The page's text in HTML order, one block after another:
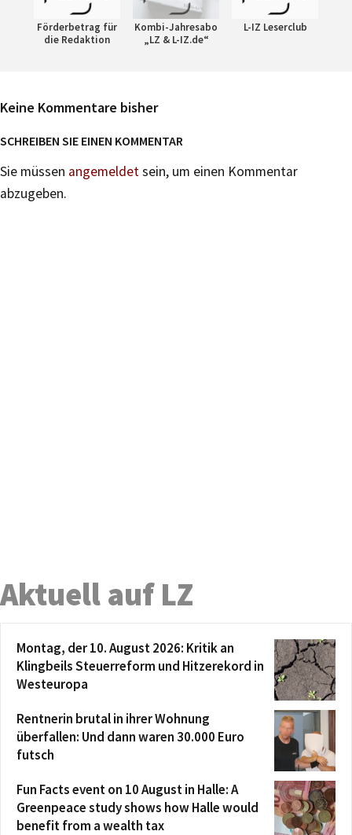
Förderbetrag für
die Redaktion
Kombi-Jahresabo
„LZ & L-IZ.de“
L-IZ Leserclub
Keine Kommentare bisher
SCHREIBEN SIE EINEN KOMMENTAR
Sie müssen angemeldetsein, um einen Kommentar
abzugeben.
Aktuell auf LZ
Montag, der 10. August 2026: Kritik an
Klingbeils Steuerreform und Hitzerekord in
Westeuropa
Rentnerin brutal in ihrer Wohnung
überfallen: Und dann waren 30.000 Euro
futsch
Fun Facts event on 10 August in Halle: A
Greenpeace study shows how Halle would
benefit from a wealth tax